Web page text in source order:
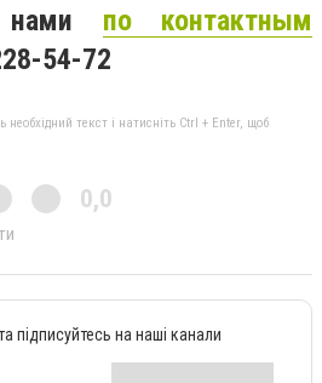
нами по контактным
54-72
текст і натисніть Ctrl + Enter, щоб
0,0
підписуйтесь на наші канали